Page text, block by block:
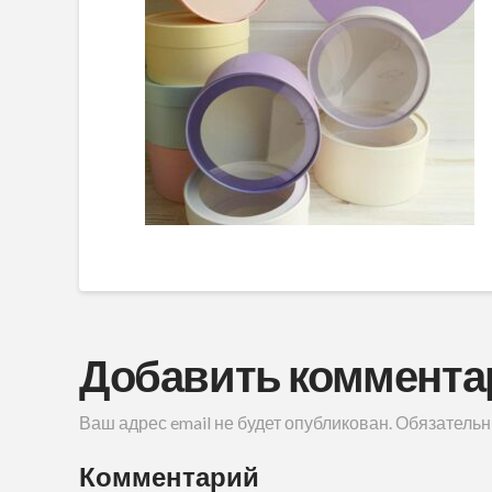
Добавить
Ваш адрес email не будет опубликован.
Комментарий